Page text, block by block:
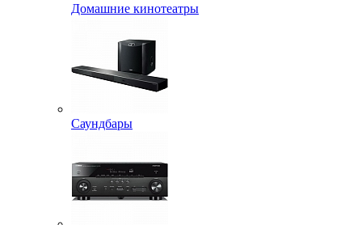
Домашние кинотеатры
Саундбары